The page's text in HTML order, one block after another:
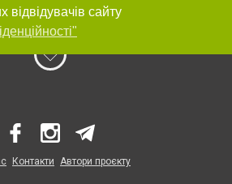
сайту
Контакти Автори проєкту